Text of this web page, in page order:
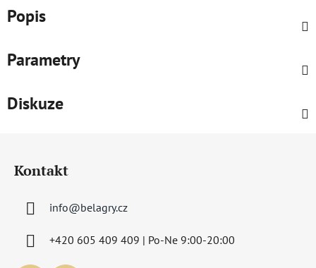
Popis
Parametry
Diskuze
Kontakt
info@belagry.cz
+420 605 409 409 | Po-Ne 9:00-20:00